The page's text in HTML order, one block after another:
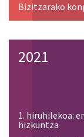
Bizitzarako
2021
1. hiruhilekoa:
hizkuntza